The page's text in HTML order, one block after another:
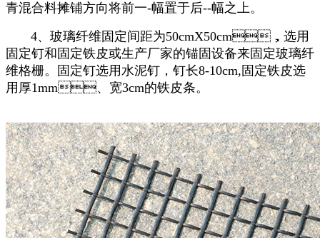
青混合料摊铺方向将前一-幅置于后--幅之上。
4、玻璃纤维固定间距为50cmX50cm，选用
固定钉和固定铁皮或生产厂家的锚固设备来固定玻璃纤
维格栅。固定钉选用水泥钉，钉长8-10cm,固定铁皮选
用厚1mm、宽3cm的铁皮条。